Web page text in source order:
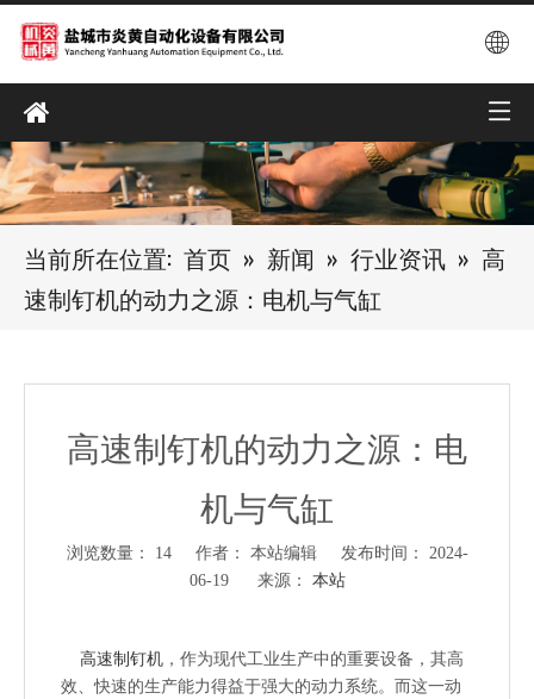
当前所在位置: 首页 » 新闻 » 行业资讯 » 高
速制钉机的动力之源：电机与气缸
高速制钉机的动力之源：电
机与气缸
浏览数量： 14作者： 本站编辑 发布时间： 2024-
06-19 来源： 本站
高速制钉机 ，作为现代工业生产中的重要设备，其高
效、快速的生产能力得益于强大的动力系统。而这一动